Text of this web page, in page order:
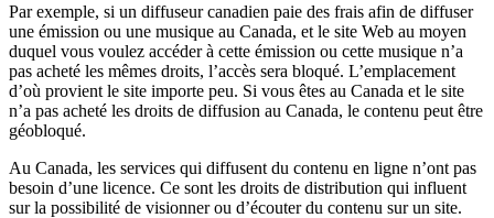
Par exemple, si un diffuseur canadien paie des frais afin de diffuser
une émission ou une musique au Canada, et le site Web au moyen
duquel vous voulez accéder à cette émission ou cette musique n’a
pas acheté les mêmes droits, l’accès sera bloqué. L’emplacement
d’où provient le site importe peu. Si vous êtes au Canada et le site
n’a pas acheté les droits de diffusion au Canada, le contenu peut être
géobloqué.
Au Canada, les services qui diffusent du contenu en ligne n’ont pas
besoin d’une licence. Ce sont les droits de distribution qui influent
sur la possibilité de visionner ou d’écouter du contenu sur un site.